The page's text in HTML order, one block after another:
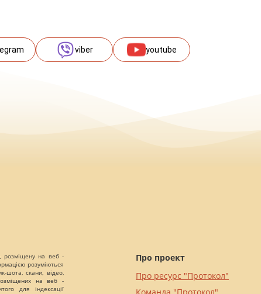
viber youtube
розміщену на веб -
розуміються
шота, скани, відео,
на веб -
для індексації
Про проект
Про ресурс "Протокол"